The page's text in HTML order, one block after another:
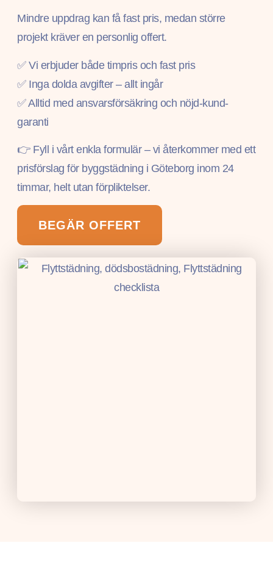
Mindre uppdrag kan få fast pris, medan större
projekt kräver en personlig offert.
✅ Vi erbjuder både timpris och fast pris
✅ Inga dolda avgifter – allt ingår
✅ Alltid med ansvarsförsäkring och nöjd-kund-
garanti
👉 Fyll i vårt enkla formulär – vi återkommer med ett
prisförslag för byggstädning i Göteborg inom 24
timmar, helt utan förpliktelser.
BEGÄR OFFERT